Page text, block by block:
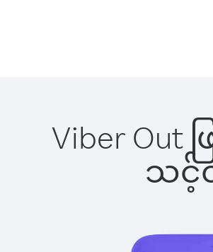
Viber
သင့်